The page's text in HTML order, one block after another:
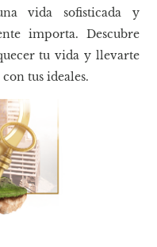
vida sofisticada y
importa. Descubre
tu vida y llevarte
tus ideales.